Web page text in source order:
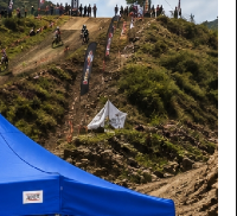
36 LITROS
de aseo/ carro estrujador 36 litros